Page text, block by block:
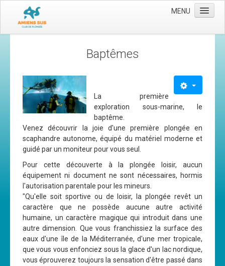
MENU
Les moyens
L'équipe
Le comité directeur
Nos activités
Apnée
Baptèmes
Plongée adultes
Plongée enfants
Adhérer
Les News
Dernières nouvelles
Baptêmes
La première
exploration sous-marine, le
baptême.
Venez découvrir la joie d'une première plongée en
scaphandre autonome, équipé du matériel moderne et
guidé par un moniteur pour vous seul.
Pour cette découverte à la plongée loisir, aucun
équipement ni document ne sont nécessaires, hormis
l'autorisation parentale pour les mineurs.
"Qu'elle soit sportive ou de loisir, la plongée revêt un
caractère que ne possède aucune autre activité
humaine, un caractère magique qui introduit dans une
autre dimension. Que vous franchissiez la surface des
eaux d'une île de la Méditerranée, d'une mer tropicale,
que vous vous enfonciez sous la glace d'un lac nordique,
vous éprouverez toujours la sensation d'être passé dans